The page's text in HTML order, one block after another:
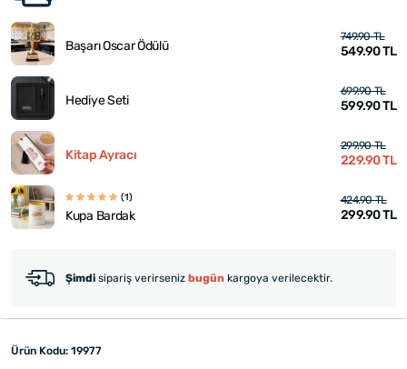
Başarı Oscar Ödülü
749.90 TL
549.90 TL
Hediye Seti
699.90 TL
599.90 TL
Kitap Ayracı
299.90 TL
229.90 TL
(1)
Kupa Bardak
424.90 TL
299.90 TL
Şimdi sipariş verirseniz bugün kargoya verilecektir.
Ürün Kodu: 19977